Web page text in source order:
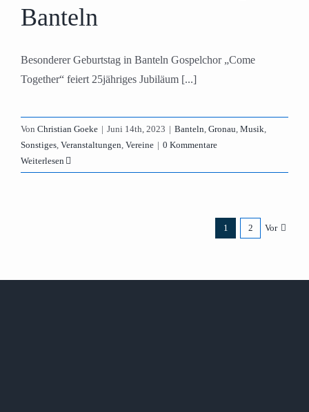
Banteln
Besonderer Geburtstag in Banteln Gospelchor „Come
Together“ feiert 25jähriges Jubiläum [...]
Von Christian Goeke | Juni 14th, 2023 | Banteln Gronau Musik
Sonstiges Veranstaltungen Vereine | 0 Kommentare
Weiterlesen
1 2 Vor